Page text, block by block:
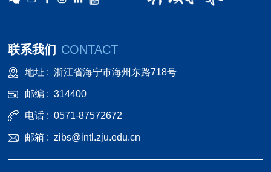
联系我们 CONTACT
地址 :浙江省海宁市海州东路718号
邮编 :314400
电话 :0571-87572672
邮箱 :zibs@intl.zju.edu.cn